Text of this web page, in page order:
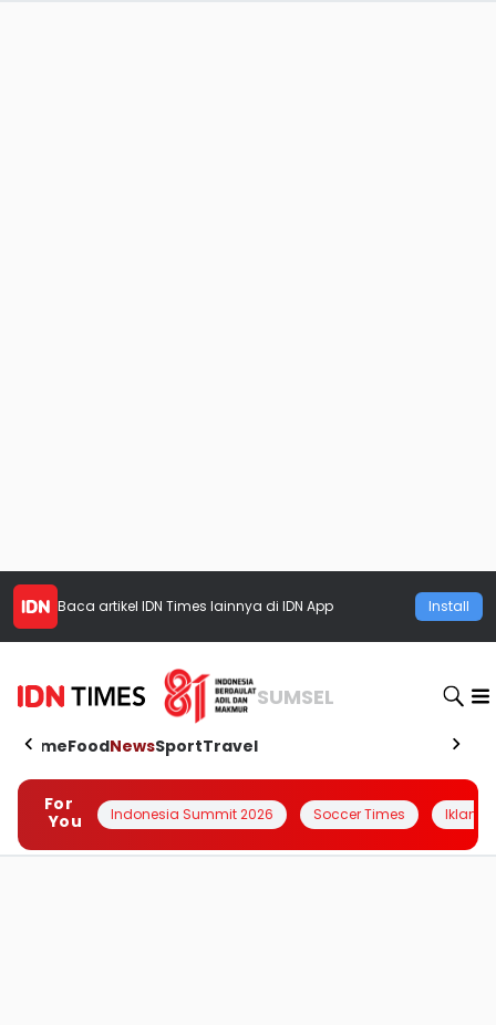
Baca artikel IDN Times lainnya di IDN App Install
SUMSEL
HomeFoodNewsSportTravel
For
You
Indonesia Summit 2026 Soccer Times Iklanin